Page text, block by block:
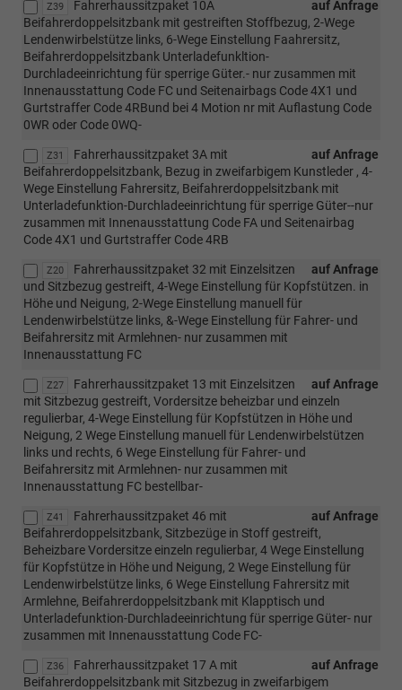
Z39 auf Anfrage
Fahrerhaussitzpaket 10A
Beifahrerdoppelsitzbank mit gestreiften Stoffbezug, 2-Wege
Lendenwirbelstütze links, 6-Wege Einstellung Faahrersitz,
Beifahrerdoppelsitzbank Unterladefunkltion-
Durchladeeinrichtung für sperrige Güter.- nur zusammen mit
Innenausstattung Code FC und Seitenairbags Code 4X1 und
Gurtstraffer Code 4RBund bei 4 Motion nr mit Auflastung Code
0WR oder Code 0WQ-
Z31 auf Anfrage
Fahrerhaussitzpaket 3A mit
Beifahrerdoppelsitzbank, Bezug in zweifarbigem Kunstleder , 4-
Wege Einstellung Fahrersitz, Beifahrerdoppelsitzbank mit
Unterladefunktion-Durchladeeinrichtung für sperrige Güter--nur
zusammen mit Innenausstattung Code FA und Seitenairbag
Code 4X1 und Gurtstraffer Code 4RB
Z20 auf Anfrage
Fahrerhaussitzpaket 32 mit Einzelsitzen
und Sitzbezug gestreift, 4-Wege Einstellung für Kopfstützen. in
Höhe und Neigung, 2-Wege Einstellung manuell für
Lendenwirbelstütze links, &-Wege Einstellung für Fahrer- und
Beifahrersitz mit Armlehnen- nur zusammen mit
Innenausstattung FC
Z27 auf Anfrage
Fahrerhaussitzpaket 13 mit Einzelsitzen
mit Sitzbezug gestreift, Vordersitze beheizbar und einzeln
regulierbar, 4-Wege Einstellung für Kopfstützen in Höhe und
Neigung, 2 Wege Einstellung manuell für Lendenwirbelstützen
links und rechts, 6 Wege Einstellung für Fahrer- und
Beifahrersitz mit Armlehnen- nur zusammen mit
Innenausstattung FC bestellbar-
Z41 auf Anfrage
Fahrerhaussitzpaket 46 mit
Beifahrerdoppelsitzbank, Sitzbezüge in Stoff gestreift,
Beheizbare Vordersitze einzeln regulierbar, 4 Wege Einstellung
für Kopfstütze in Höhe und Neigung, 2 Wege Einstellung für
Lendenwirbelstütze links, 6 Wege Einstellung Fahrersitz mit
Armlehne, Beifahrerdoppelsitzbank mit Klapptisch und
Unterladefunktion-Durchladeeinrichtung für sperrige Güter- nur
zusammen mit Innenausstattung Code FC-
Z36 auf Anfrage
Fahrerhaussitzpaket 17 A mit
Beifahrerdoppelsitzbank mit Sitzbezug in zweifarbigem